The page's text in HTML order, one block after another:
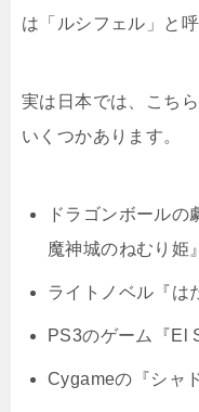
は「ルシフェル」と呼
実は日本では、こち
いくつかあります。
ドラゴンボール
魔神城のねむり姫
ライトノベル『は
PS3のゲーム『El
Cygameの『シャ